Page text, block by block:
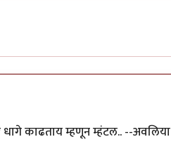
धागे काढताय म्हणून म्हंटल.. --अवलिया